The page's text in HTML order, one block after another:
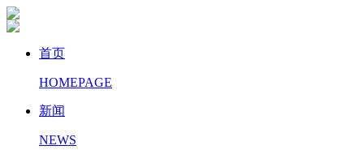
首页
HOMEPAGE
新闻
NEWS